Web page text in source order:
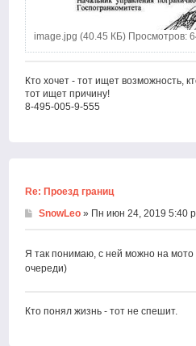
image.jpg (40.45 КБ) Просмотров:
Кто хочет - тот ищет возможность,
тот ищет причину!
8-495-005-9-555
Re: Проезд границ
SnowLeo » Пн июн 24, 2019 5:40
Я так понимаю, с ней можно на мото
очереди)
Кто понял жизнь - тот не спешит.